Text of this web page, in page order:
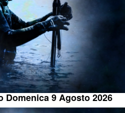
Domenica 9 Agosto 2026